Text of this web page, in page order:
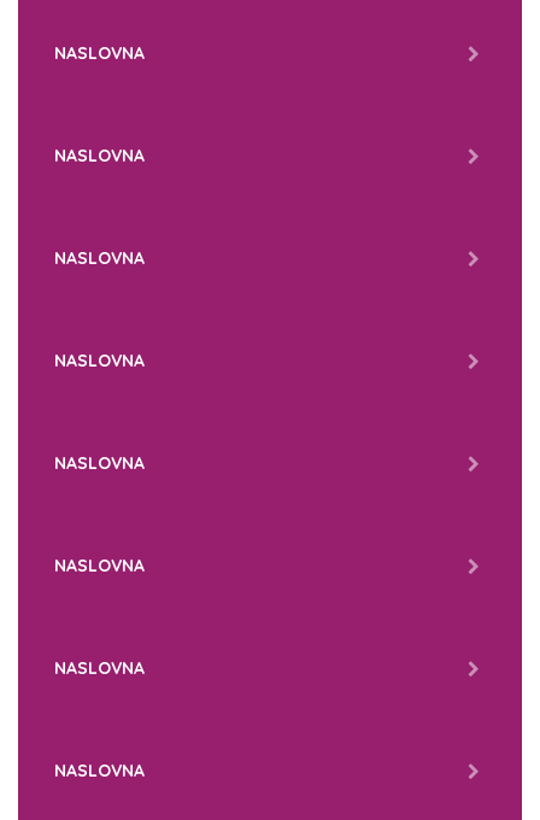
NASLOVNA
NASLOVNA
NASLOVNA
NASLOVNA
NASLOVNA
NASLOVNA
NASLOVNA
NASLOVNA